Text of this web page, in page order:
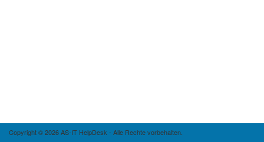
Copyright © 2026 AS-IT HelpDesk - Alle Rechte vorbehalten.